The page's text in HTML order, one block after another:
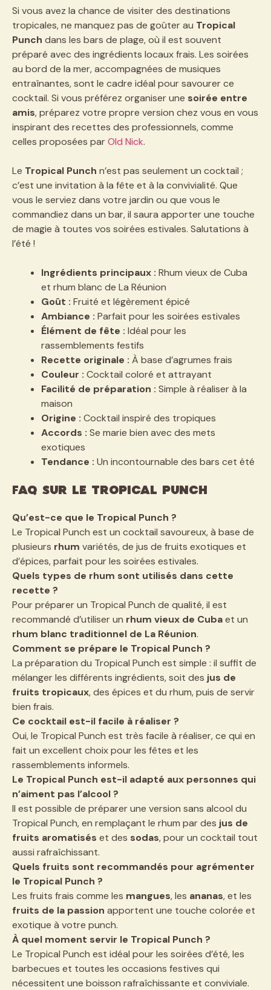
Si vous avez la chance de visiter des destinations
tropicales, ne manquez pas de goûter au Tropical
Punch dans les bars de plage, où il est souvent
préparé avec des ingrédients locaux frais. Les soirées
au bord de la mer, accompagnées de musiques
entraînantes, sont le cadre idéal pour savourer ce
cocktail. Si vous préférez organiser une soirée entre
amis, préparez votre propre version chez vous en vous
inspirant des recettes des professionnels, comme
celles proposées parOld Nick.
Le Tropical Punch n’est pas seulement un cocktail ;
c’est une invitation à la fête et à la convivialité. Que
vous le serviez dans votre jardin ou que vous le
commandiez dans un bar, il saura apporter une touche
de magie à toutes vos soirées estivales. Salutations à
l’été !
Ingrédients principaux : Rhum vieux de Cuba
et rhum blanc de La Réunion
Goût : Fruité et légèrement épicé
Ambiance : Parfait pour les soirées estivales
Élément de fête : Idéal pour les
rassemblements festifs
Recette originale : À base d’agrumes frais
Couleur : Cocktail coloré et attrayant
Facilité de préparation : Simple à réaliser à la
maison
Origine : Cocktail inspiré des tropiques
Accords : Se marie bien avec des mets
exotiques
Tendance : Un incontournable des bars cet été
FAQ sur le Tropical Punch
Qu’est-ce que le Tropical Punch ?
Le Tropical Punch est un cocktail savoureux, à base de
plusieurs rhum variétés, de jus de fruits exotiques et
d’épices, parfait pour les soirées estivales.
Quels types de rhum sont utilisés dans cette
recette ?
Pour préparer un Tropical Punch de qualité, il est
recommandé d’utiliser un rhum vieux de Cubaet un
rhum blanc traditionnel de La Réunion.
Comment se prépare le Tropical Punch ?
La préparation du Tropical Punch est simple : il suffit de
mélanger les différents ingrédients, soit des jus de
fruits tropicaux, des épices et du rhum, puis de servir
bien frais.
Ce cocktail est-il facile à réaliser ?
Oui, le Tropical Punch est très facile à réaliser, ce qui en
fait un excellent choix pour les fêtes et les
rassemblements informels.
Le Tropical Punch est-il adapté aux personnes qui
n’aiment pas l’alcool ?
Il est possible de préparer une version sans alcool du
Tropical Punch, en remplaçant le rhum par des jus de
fruits aromatisés et des sodas, pour un cocktail tout
aussi rafraîchissant.
Quels fruits sont recommandés pour agrémenter
le Tropical Punch ?
Les fruits frais comme les mangues, les ananas, et les
fruits de la passion apportent une touche colorée et
exotique à votre punch.
À quel moment servir le Tropical Punch ?
Le Tropical Punch est idéal pour les soirées d’été, les
barbecues et toutes les occasions festives qui
nécessitent une boisson rafraîchissante et conviviale.